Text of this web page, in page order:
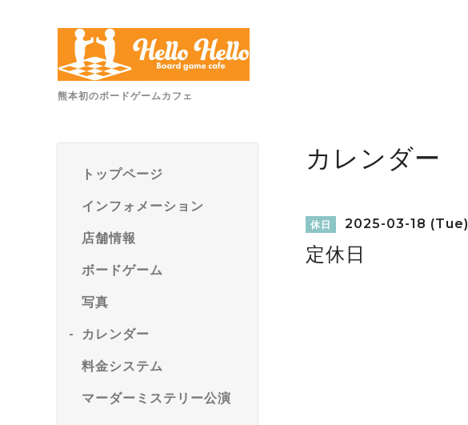
熊本初のボードゲームカフェ
トップページ
インフォメーション
店舗情報
ボードゲーム
写真
カレンダー
料金システム
マーダーミステリー公演
カレンダー
休日 2025-03-18 (Tue)
定休日